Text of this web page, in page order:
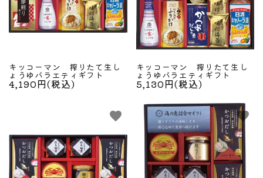
キッコーマン 搾りたて生し
ょうゆバラエティギフト
4,190円(税込)
キッコーマン 搾りたて生し
ょうゆバラエティギフト
5,130円(税込)
favorite favorite